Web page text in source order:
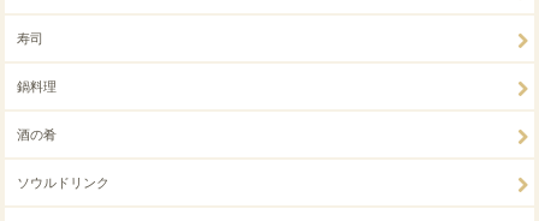
寿司
鍋料理
酒の肴
ソウルドリンク